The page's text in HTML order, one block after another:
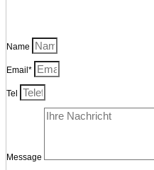
Name
Email*
Tel
Message